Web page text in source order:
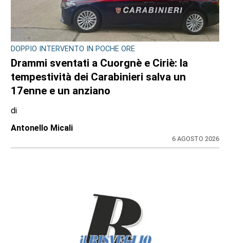
DOPPIO INTERVENTO IN POCHE ORE
Drammi sventati a Cuorgnè e Ciriè: la
tempestività dei Carabinieri salva un
17enne e un anziano
di
Antonello Micali
6 AGOSTO 2026